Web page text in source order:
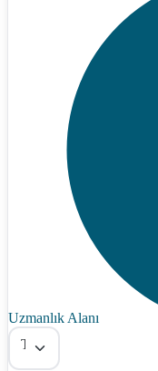
Uzmanlık Alanı
Tümü